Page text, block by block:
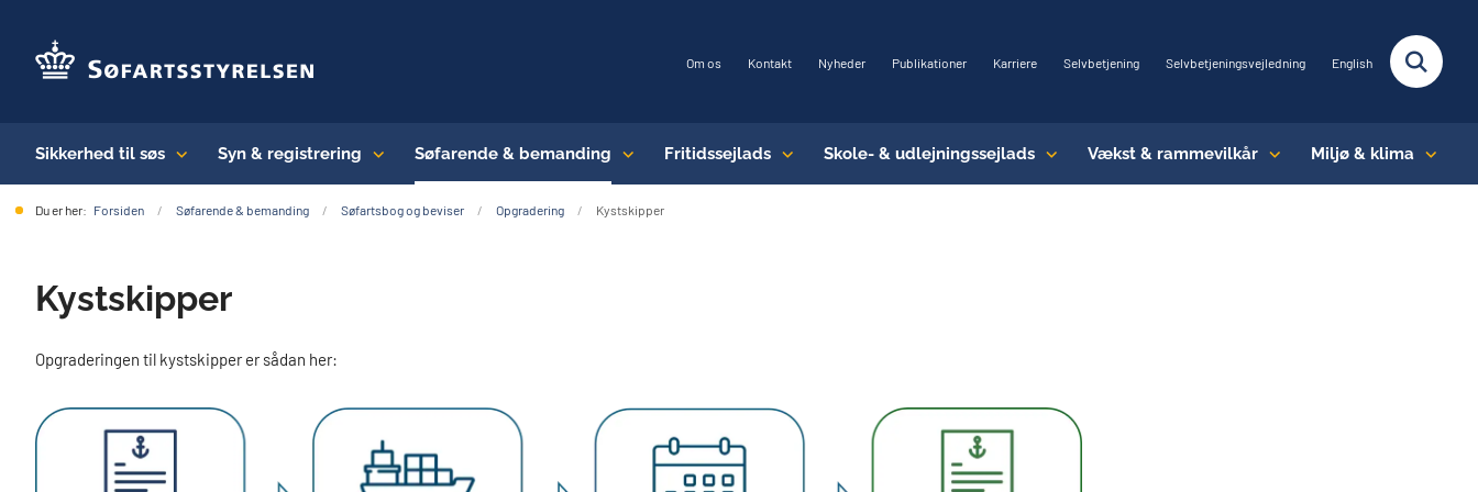
Om os Kontakt Nyheder Publikationer Karriere Selvbetjening Selvbetjeningsvejledning English
Sikkerhed til søs Syn & registrering Søfarende & bemanding Fritidssejlads Skole- & udlejningssejlads Vækst & rammevilkår Miljø & klima
Du er her: Forsiden Søfarende & bemanding Søfartsbog og beviser Opgradering Kystskipper
Kystskipper
Opgraderingen til kystskipper er sådan her: